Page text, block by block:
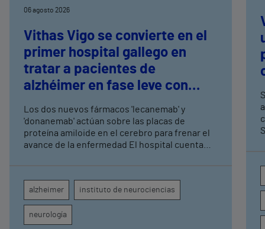
06 agosto 2026
Vithas Vigo se convierte en el
primer hospital gallego en
tratar a pacientes de
alzhéimer en fase leve con
terapias antiamiloide
Los dos nuevos fármacos 'lecanemab' y
'donanemab' actúan sobre las placas de
proteína amiloide en el cerebro para frenar el
avance de la enfermedad El hospital cuenta
seguimiento clínico de cada paciente
alzheimer instituto de neurociencias
neurología